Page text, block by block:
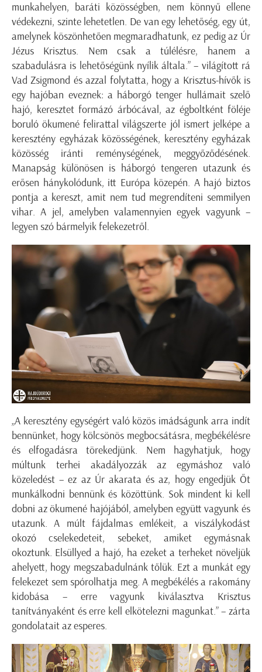
munkahelyen, baráti közösségben, nem könnyű ellene
védekezni, szinte lehetetlen. De van egy lehetőség, egy út,
amelynek köszönhetően megmaradhatunk, ez pedig az Úr
Jézus Krisztus. Nem csak a túlélésre, hanem a
szabadulásra is lehetőségünk nyílik általa.” – világított rá
Vad Zsigmond és azzal folytatta, hogy a Krisztus-hívők is
egy hajóban eveznek: a háborgó tenger hullámait szelő
hajó, keresztet formázó árbócával, az égboltként föléje
boruló ökumené felirattal világszerte jól ismert jelképe a
keresztény egyházak közösségének, keresztény egyházak
közösség iránti reménységének, meggyőződésének.
Manapság különösen is háborgó tengeren utazunk és
erősen hánykolódunk, itt Európa közepén. A hajó biztos
pontja a kereszt, amit nem tud megrendíteni semmilyen
vihar. A jel, amelyben valamennyien egyek vagyunk –
legyen szó bármelyik felekezetről.
„A keresztény egységért való közös imádságunk arra indít
bennünket, hogy kölcsönös megbocsátásra, megbékélésre
és elfogadásra törekedjünk. Nem hagyhatjuk, hogy
múltunk terhei akadályozzák az egymáshoz való
közeledést – ez az Úr akarata és az, hogy engedjük Őt
munkálkodni bennünk és közöttünk. Sok mindent ki kell
dobni az ökumené hajójából, amelyben együtt vagyunk és
utazunk. A múlt fájdalmas emlékeit, a viszálykodást
okozó cselekedeteit, sebeket, amiket egymásnak
okoztunk. Elsüllyed a hajó, ha ezeket a terheket növeljük
ahelyett, hogy megszabadulnánk tőlük. Ezt a munkát egy
felekezet sem spórolhatja meg. A megbékélés a rakomány
kidobása – erre vagyunk kiválasztva Krisztus
tanítványaként és erre kell elkötelezni magunkat.” – zárta
gondolatait az esperes.